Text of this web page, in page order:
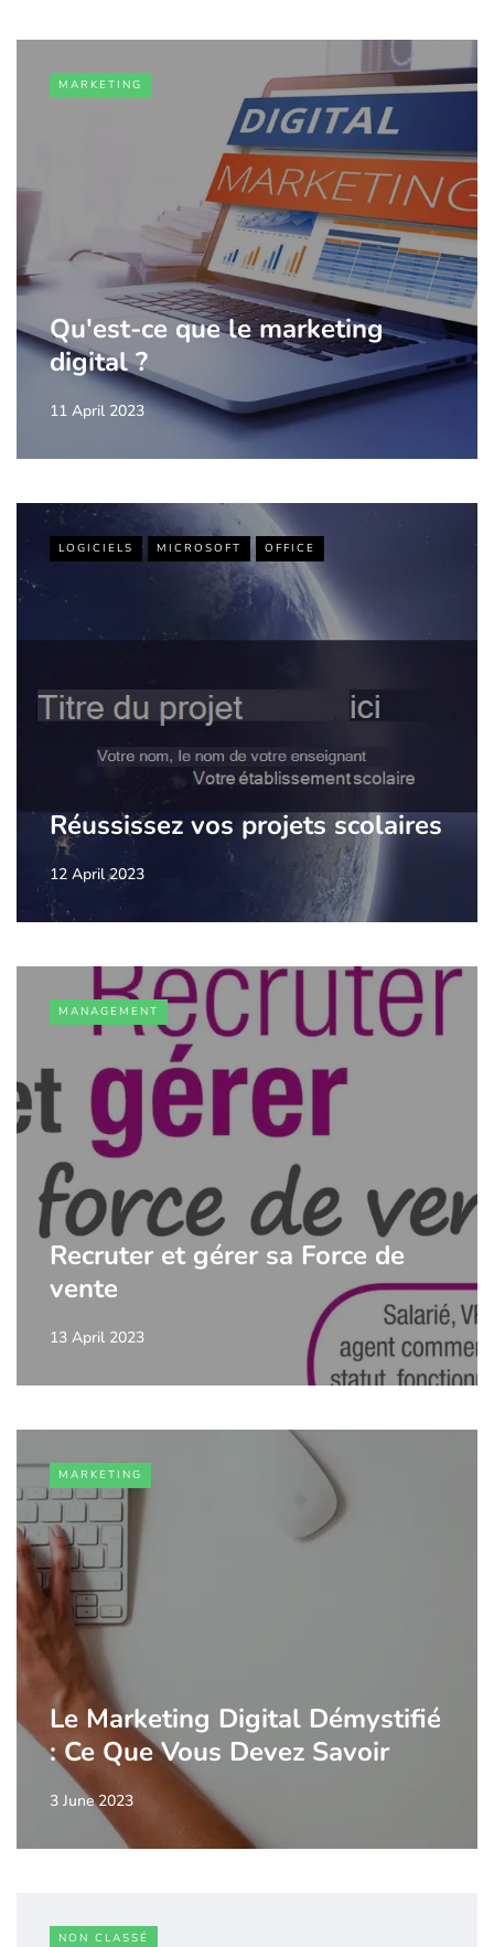
MARKETING
Qu'est-ce que le marketing
digital ?
11 April 2023
LOGICIELS MICROSOFT OFFICE
Réussissez vos projets scolaires
12 April 2023
MANAGEMENT
Recruter et gérer sa Force de
vente
13 April 2023
MARKETING
Le Marketing Digital Démystifié
: Ce Que Vous Devez Savoir
3 June 2023
NON CLASSÉ